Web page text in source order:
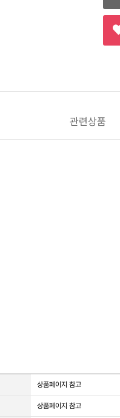
관련상품
상품페이지 참고
상품페이지 참고